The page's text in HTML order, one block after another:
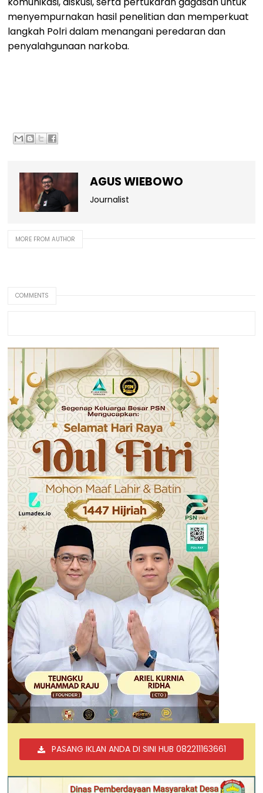
menyempurnakan hasil penelitian dan memperkuat
langkah Polri dalam menangani peredaran dan
penyalahgunaan narkoba.
AGUS WIEBOWO
Journalist
MORE FROM AUTHOR
COMMENTS
PASANG IKLAN ANDA DI SINI HUB 082211163661